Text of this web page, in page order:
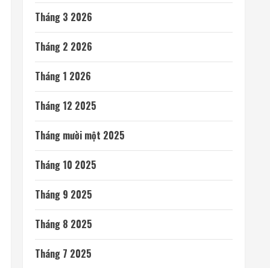
Tháng 3 2026
Tháng 2 2026
Tháng 1 2026
Tháng 12 2025
Tháng mười một 2025
Tháng 10 2025
Tháng 9 2025
Tháng 8 2025
Tháng 7 2025